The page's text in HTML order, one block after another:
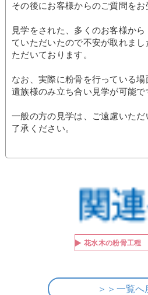
その後にお客様からのご質問をお
見学をされた、多くのお客様か
ていただいたので不安が取れま
ただいております。
なお、実際に粉骨を行っている
遺族様のみ立ち合い見学が可能で
一般の方の見学は、ご遠慮いた
了承ください。
花水木の粉骨工程
＞＞一覧へ